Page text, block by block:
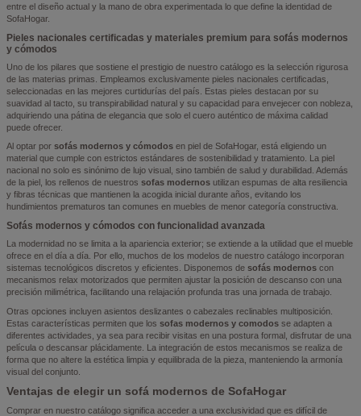
entre el diseño actual y la mano de obra experimentada lo que define la identidad de
SofaHogar.
Pieles nacionales certificadas y materiales premium para sofás modernos
y cómodos
Uno de los pilares que sostiene el prestigio de nuestro catálogo es la selección rigurosa
de las materias primas. Empleamos exclusivamente pieles nacionales certificadas,
seleccionadas en las mejores curtidurías del país. Estas pieles destacan por su
suavidad al tacto, su transpirabilidad natural y su capacidad para envejecer con nobleza,
adquiriendo una pátina de elegancia que solo el cuero auténtico de máxima calidad
puede ofrecer.
Al optar porsofás modernos y cómodos en piel de SofaHogar, está eligiendo un
material que cumple con estrictos estándares de sostenibilidad y tratamiento. La piel
nacional no solo es sinónimo de lujo visual, sino también de salud y durabilidad. Además
de la piel, los rellenos de nuestrossofas modernos utilizan espumas de alta resiliencia
y fibras técnicas que mantienen la acogida inicial durante años, evitando los
hundimientos prematuros tan comunes en muebles de menor categoría constructiva.
Sofás modernos y cómodos con funcionalidad avanzada
La modernidad no se limita a la apariencia exterior; se extiende a la utilidad que el mueble
ofrece en el día a día. Por ello, muchos de los modelos de nuestro catálogo incorporan
sistemas tecnológicos discretos y eficientes. Disponemos desofás modernos con
mecanismos relax motorizados que permiten ajustar la posición de descanso con una
precisión milimétrica, facilitando una relajación profunda tras una jornada de trabajo.
Otras opciones incluyen asientos deslizantes o cabezales reclinables multiposición.
Estas características permiten que lossofas modernos y comodos se adapten a
diferentes actividades, ya sea para recibir visitas en una postura formal, disfrutar de una
película o descansar plácidamente. La integración de estos mecanismos se realiza de
forma que no altere la estética limpia y equilibrada de la pieza, manteniendo la armonía
visual del conjunto.
Ventajas de elegir un sofá modernos de SofaHogar
Comprar en nuestro catálogo significa acceder a una exclusividad que es difícil de